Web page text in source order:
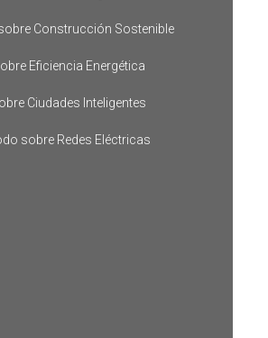
Construcción Sostenible
Eficiencia Energética
Ciudades Inteligentes
sobre Redes Eléctricas